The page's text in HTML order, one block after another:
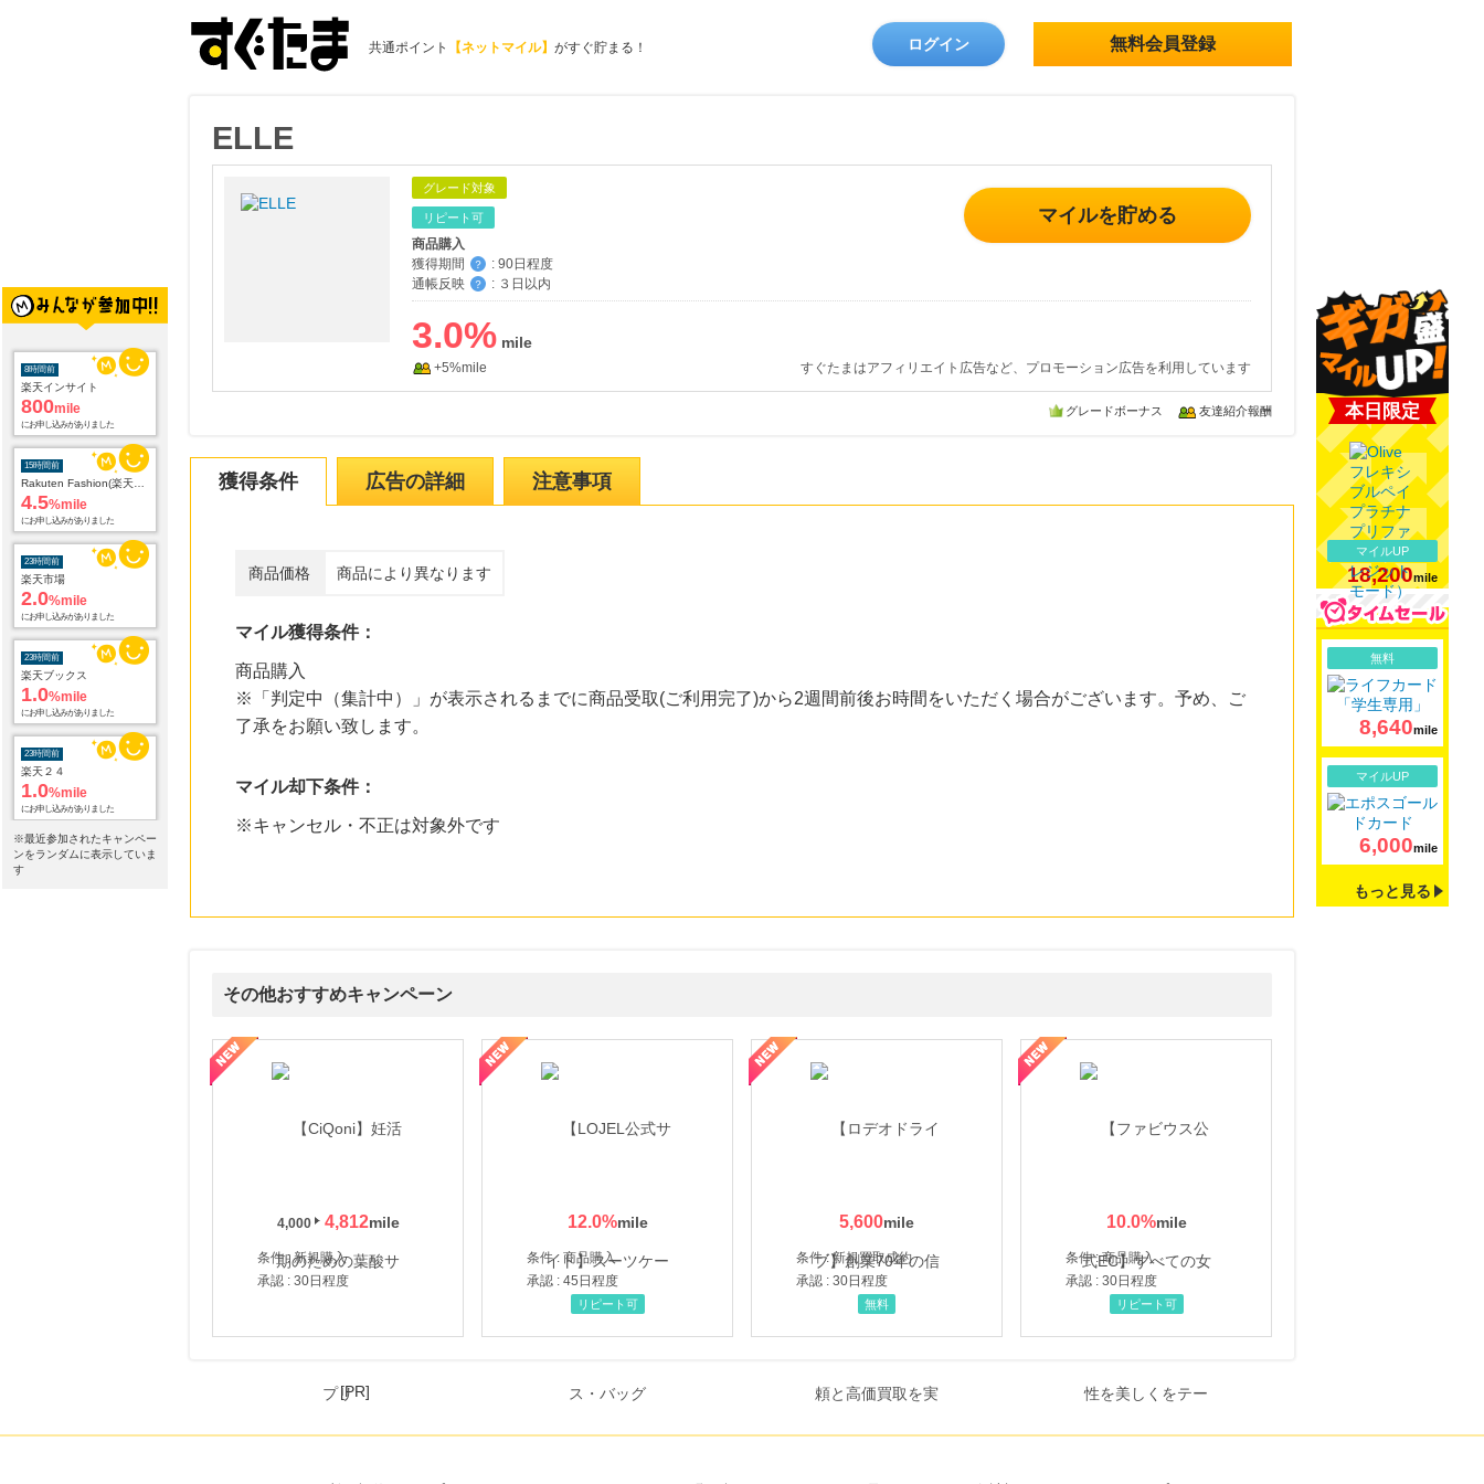
共通ポイント 【ネットマイル】 がすぐ貯まる！ ログイン 無料会員登録
8時間前
楽天インサイト
800mile
にお申し込みがありました
15時間前
4.5%mile
にお申し込みがありました
23時間前
楽天市場
2.0%mile
にお申し込みがありました
23時間前
楽天ブックス
1.0%mile
にお申し込みがありました
23時間前
楽天２４
1.0%mile
にお申し込みがありました
24時間前
HMV & BOOKS online
※最近参加されたキャンペー
ンをランダムに表示していま
す
ELLE
グレード対象
リピート可
商品購入
獲得期間
？ : 90日程度
通帳反映
？ : ３日以内
マイルを貯める
3.0%
+5%mile すぐたまはアフィリエイト広告など、プロモーション広告を利用しています
グレードボーナス 友達紹介報酬
獲得条件 広告の詳細 注意事項
商品価格 商品により異なります
マイル獲得条件：
商品購入
※「判定中（集計中）」が表示されるまでに商品受取(ご利用完了)から2週間前後お時間をいただく場合がございます。予め、ご
了承をお願い致します。
マイル却下条件：
※キャンセル・不正は対象外です
その他おすすめキャンペーン
4,000 4,812
条件 : 新規購入
承認 : 30日程度
12.0%
条件 : 商品購入
承認 : 45日程度
リピート可
5,600
条件 : 新規買取成約
承認 : 30日程度
【ロデオドライブ】創業70年の信頼と高価買取を実現！ブランド品・貴金属の無料査定
無料
10.0%
条件 : 商品購入
承認 : 30日程度
【ファビウス公式EC】すべての女性を美しくをテーマにした商品で女性の美を応援しています
リピート可
本日限定
マイルUP
18,200mile
無料
8,640mile
マイルUP
6,000mile
もっと見る
[PR]